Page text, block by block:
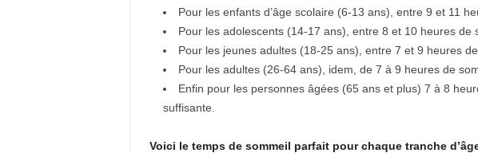
Pour les enfants d’âge scolaire (6-13 ans), entre 9 et 11
Pour les adolescents (14-17 ans), entre 8 et 10 heures de
Pour les jeunes adultes (18-25 ans), entre 7 et 9 heures
Pour les adultes (26-64 ans), idem, de 7 à 9 heures de
Enfin pour les personnes âgées (65 ans et plus) 7 à 8
suffisante.
Voici le temps de sommeil parfait pour chaque tranche